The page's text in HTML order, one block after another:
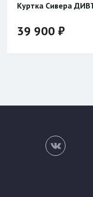
Куртка Сивера ДИВЪ AZ
39 900 ₽
Размер: